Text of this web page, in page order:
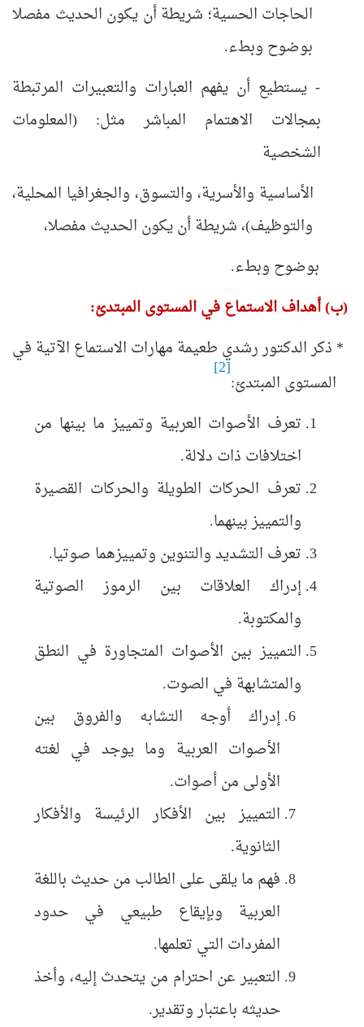
الحاجات الحسية؛ شريطة أن يكون الحديث مفصلا
بوضوح وبطء.
- يستطيع أن يفهم العبارات والتعبيرات المرتبطة
بمجالات الاهتمام المباشر مثل: (المعلومات
الشخصية
الأساسية والأسرية، والتسوق، والجغرافيا المحلية،
والتوظيف)، شريطة أن يكون الحديث مفصلا،
بوضوح وبطء.
(ب) أهداف الاستماع في المستوى المبتدئ:
* ذكر الدكتور رشدي طعيمة مهارات الاستماع الآتية في
المستوى المبتدئ:
[2]
تعرف الأصوات العربية وتمييز ما بينها من
اختلافات ذات دلالة.
تعرف الحركات الطويلة والحركات القصيرة
والتمييز بينهما.
تعرف التشديد والتنوين وتمييزهما صوتيا.
إدراك العلاقات بين الرموز الصوتية
والمكتوبة.
التمييز بين الأصوات المتجاورة في النطق
والمتشابهة في الصوت.
إدراك أوجه التشابه والفروق بين
الأصوات العربية وما يوجد في لغته
الأولى من أصوات.
التمييز بين الأفكار الرئيسة والأفكار
الثانوية.
فهم ما يلقى على الطالب من حديث باللغة
العربية وبإيقاع طبيعي في حدود
المفردات التي تعلمها.
التعبير عن احترام من يتحدث إليه، وأخذ
حديثه باعتبار وتقدير.